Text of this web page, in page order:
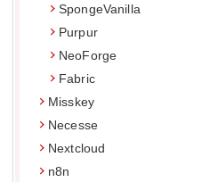
SpongeVanilla
Purpur
NeoForge
Fabric
Misskey
Necesse
Nextcloud
n8n